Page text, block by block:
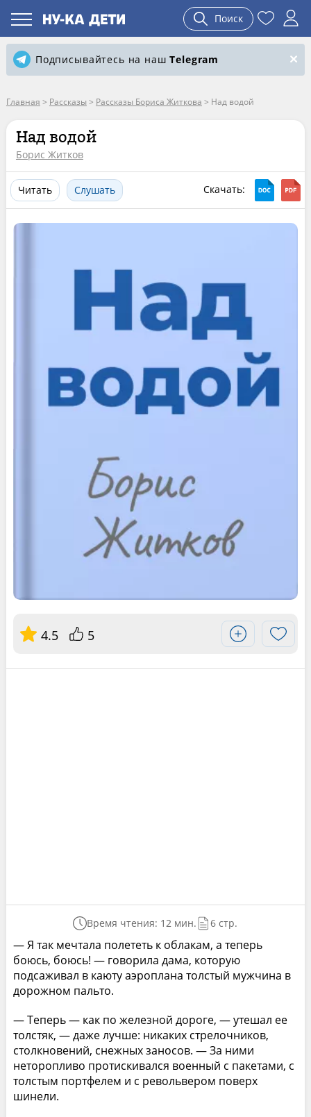
Поиск
Подписывайтесь на нашTelegram
Главная > Рассказы > Рассказы Бориса Житкова > Над водой
Над водой
Борис Житков
Читать Слушать Скачать:
4.5 5
Время чтения: 12 мин. 6 стр.
— Я так мечтала полететь к облакам, а теперь
боюсь, боюсь! — говорила дама, которую
подсаживал в каюту аэроплана толстый мужчина в
дорожном пальто.
— Теперь — как по железной дороге, — утешал ее
толстяк, — даже лучше: никаких стрелочников,
столкновений, снежных заносов. — За ними
неторопливо протискивался военный с пакетами, с
толстым портфелем и с револьвером поверх
шинели.